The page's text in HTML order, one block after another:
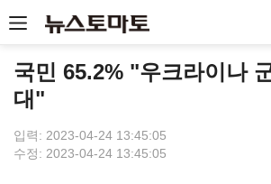
국민 65.2% "우크라이나
대"
입력: 2023-04-24 13:45:05
수정: 2023-04-24 13:45:05